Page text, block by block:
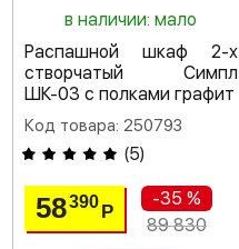
в наличии: мало
Распашной шкаф 2-х
створчатый Симпл
ШК-03 с полками графит
Код товара: 250793
(5)
58390Р
-35 %
89 830